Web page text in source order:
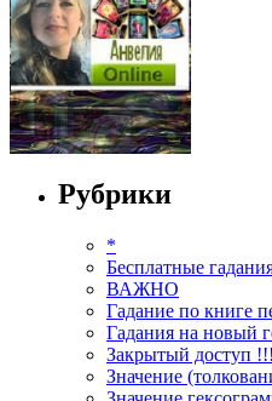
Рубрики
*
Бесплатные
ВАЖНО
Гадание по книге
Гадания на новый
Закрытый доступ !!!
Значение